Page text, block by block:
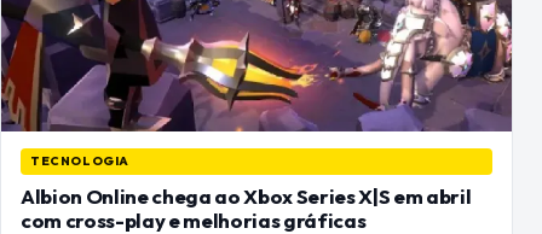
TECNOLOGIA
Albion Online chega ao Xbox Series X|S em abril
com cross-play e melhorias gráficas